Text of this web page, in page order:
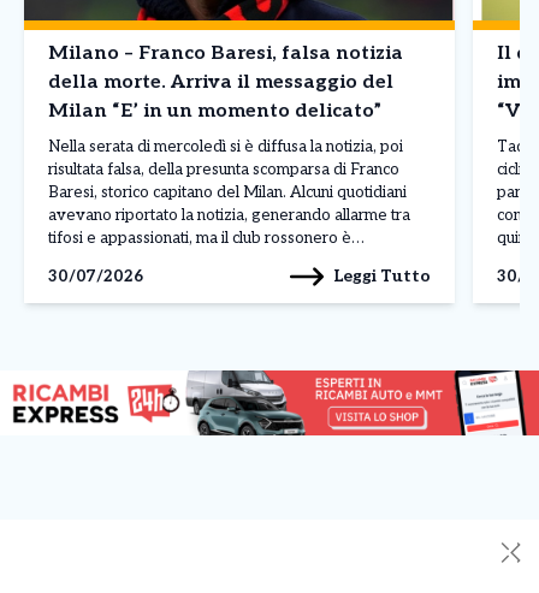
Milano – Franco Baresi, falsa notizia
della morte. Arriva il messaggio del
Milan “E’ in un momento delicato”
Nella serata di mercoledì si è diffusa la notizia, poi
risultata falsa, della presunta scomparsa di Franco
Baresi, storico capitano del Milan. Alcuni quotidiani
avevano riportato la notizia, generando allarme tra
tifosi e appassionati, ma il club rossonero è
attraverso un comunicato pubblicato sui propri canali
ufficiali. Il Milan […]
30/07/2026 Leggi Tutto
Il
30/
✕